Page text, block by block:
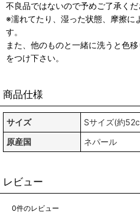
不良品ではないので予めご了承くだ
※濡れてたり、湿った状態、摩擦に
す。
また、他のものと一緒に洗うと色
をつけ下さい。
商品仕様
サイズ
Sサイズ(約
原産国
ネパール
レビュー
0件のレビュー